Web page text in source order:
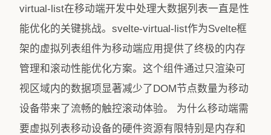
virtual-list在移动端开发中处理大数据列表一直是性
能优化的关键挑战。svelte-virtual-list作为Svelte框
架的虚拟列表组件为移动端应用提供了终极的内存
管理和滚动性能优化方案。这个组件通过只渲染可
视区域内的数据项显著减少了DOM节点数量为移动
设备带来了流畅的触控滚动体验。 为什么移动端需
要虚拟列表移动设备的硬件资源有限特别是内存和